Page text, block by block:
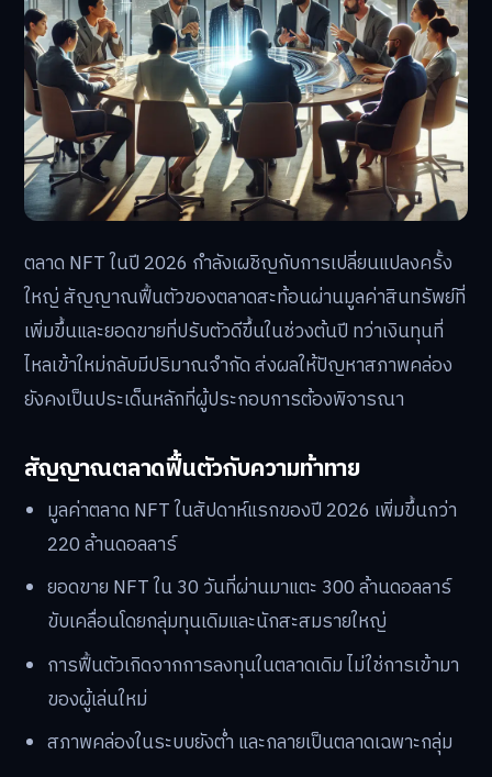
ตลาด NFT ในปี 2026 กำลังเผชิญกับการเปลี่ยนแปลงครั้ง
ใหญ่ สัญญาณฟื้นตัวของตลาดสะท้อนผ่านมูลค่าสินทรัพย์ที่
เพิ่มขึ้นและยอดขายที่ปรับตัวดีขึ้นในช่วงต้นปี ทว่าเงินทุนที่
ไหลเข้าใหม่กลับมีปริมาณจำกัด ส่งผลให้ปัญหาสภาพคล่อง
ยังคงเป็นประเด็นหลักที่ผู้ประกอบการต้องพิจารณา
สัญญาณตลาดฟื้นตัวกับความท้าทาย
มูลค่าตลาด NFT ในสัปดาห์แรกของปี 2026 เพิ่มขึ้นกว่า
220 ล้านดอลลาร์
ยอดขาย NFT ใน 30 วันที่ผ่านมาแตะ 300 ล้านดอลลาร์
ขับเคลื่อนโดยกลุ่มทุนเดิมและนักสะสมรายใหญ่
การฟื้นตัวเกิดจากการลงทุนในตลาดเดิม ไม่ใช่การเข้ามา
ของผู้เล่นใหม่
สภาพคล่องในระบบยังต่ำ และกลายเป็นตลาดเฉพาะกลุ่ม